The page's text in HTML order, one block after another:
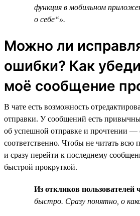
функция в мобильном
о себе“».
Можно ли
ошибки? Как
моё сообщение
В чате есть возможность
отправки. У сообщений есть
об успешной отправке и прочтении —
соответственно. Чтобы не читать всю
и сразу перейти к последнему
быстрой прокруткой.
Из откликов пользователей
быстро. Сразу понятно, о